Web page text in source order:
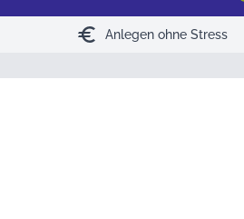
euro Anlegen ohne Stress